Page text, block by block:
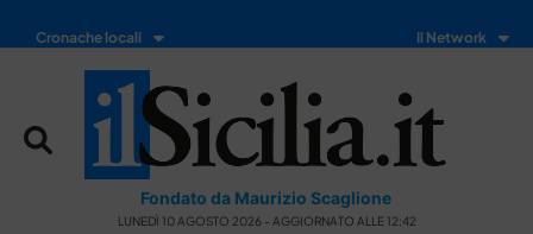
Cronache locali Il Network
Fondato da Maurizio Scaglione
LUNEDÌ 10 AGOSTO 2026 - AGGIORNATO ALLE 12:42